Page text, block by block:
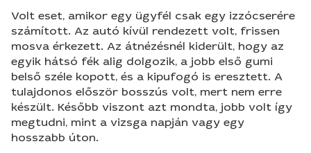
Volt eset, amikor egy ügyfél csak egy izzócserére
számított. Az autó kívül rendezett volt, frissen
mosva érkezett. Az átnézésnél kiderült, hogy az
egyik hátsó fék alig dolgozik, a jobb első gumi
belső széle kopott, és a kipufogó is eresztett. A
tulajdonos először bosszús volt, mert nem erre
készült. Később viszont azt mondta, jobb volt így
megtudni, mint a vizsga napján vagy egy
hosszabb úton.